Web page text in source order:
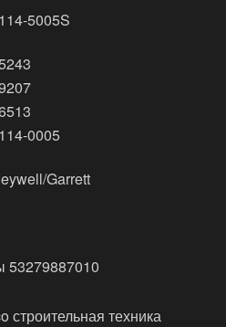
5005S
0005
Garrett
53279887010
строительная техника